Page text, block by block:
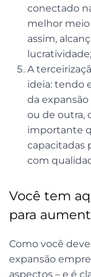
conectado
melhor
assim,
lucratividade;
A
ideia: tendo
da
ou de outra,
importante
capacitadas
com
Você tem
para
Como você
expansão
aspectos – e é